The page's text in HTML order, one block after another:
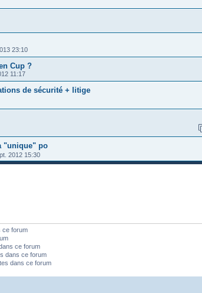
23:10
Cup ?
11:17
de sécurité + litige
"unique" po
2012 15:30
ce forum
ce forum
dans ce forum
dans ce forum